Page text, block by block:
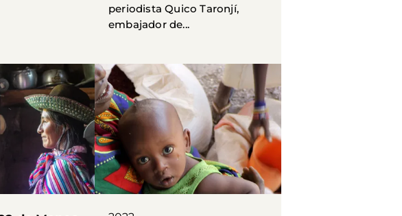
periodista Quico Taronjí,
embajador de...